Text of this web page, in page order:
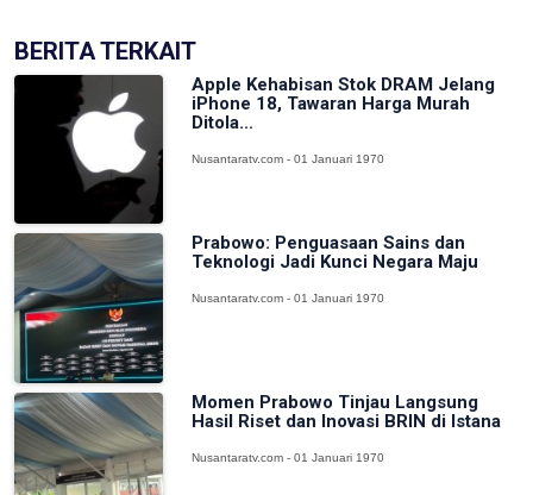
BERITA TERKAIT
Apple Kehabisan Stok DRAM Jelang
iPhone 18, Tawaran Harga Murah
Ditola...
Nusantaratv.com - 01 Januari 1970
Prabowo: Penguasaan Sains dan
Teknologi Jadi Kunci Negara Maju
Nusantaratv.com - 01 Januari 1970
Momen Prabowo Tinjau Langsung
Hasil Riset dan Inovasi BRIN di Istana
Nusantaratv.com - 01 Januari 1970